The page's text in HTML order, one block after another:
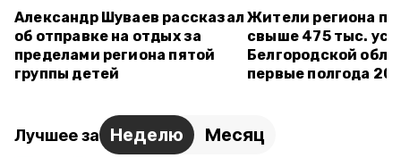
Александр Шуваев рассказал
об отправке на отдых за
пределами региона пятой
группы детей
Жители региона
свыше 475 тыс.
Белгородской
первые полгода
Лучшее за Неделю Месяц